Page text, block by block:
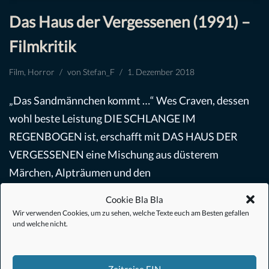
Cookie Bla Bla
Wir verwenden Cookies, um zu sehen, welche Texte euch am Besten gefallen
und welche nicht.
Das Haus der Vergessenen (1991) –
Filmkritik
Film Horror von Stefan_F 1. Dezember 2018
„Das Sandmännchen kommt …“ Wes Craven, dessen
wohl beste Leistung DIE SCHLANGE IM
REGENBOGEN ist, erschafft mit DAS HAUS DER
VERGESSENEN eine Mischung aus düsterem
Märchen, Alpträumen und den